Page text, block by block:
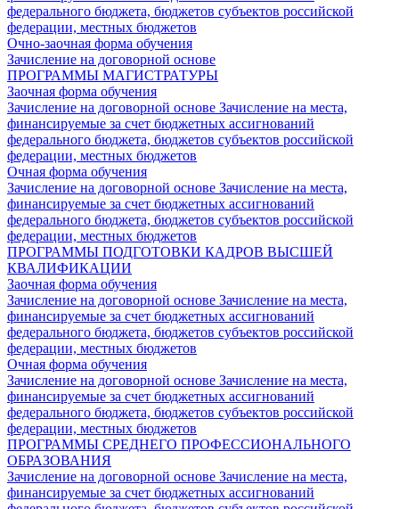
федерального бюджета, бюджетов субъектов российской
федерации, местных бюджетов
Очно-заочная форма обучения
Зачисление на договорной основе
ПРОГРАММЫ МАГИСТРАТУРЫ
Заочная форма обучения
Зачисление на договорной основе Зачисление на места,
финансируемые за счет бюджетных ассигнований
федерального бюджета, бюджетов субъектов российской
федерации, местных бюджетов
Очная форма обучения
Зачисление на договорной основе Зачисление на места,
финансируемые за счет бюджетных ассигнований
федерального бюджета, бюджетов субъектов российской
федерации, местных бюджетов
ПРОГРАММЫ ПОДГОТОВКИ КАДРОВ ВЫСШЕЙ
КВАЛИФИКАЦИИ
Заочная форма обучения
Зачисление на договорной основе Зачисление на места,
финансируемые за счет бюджетных ассигнований
федерального бюджета, бюджетов субъектов российской
федерации, местных бюджетов
Очная форма обучения
Зачисление на договорной основе Зачисление на места,
финансируемые за счет бюджетных ассигнований
федерального бюджета, бюджетов субъектов российской
федерации, местных бюджетов
ПРОГРАММЫ СРЕДНЕГО ПРОФЕССИОНАЛЬНОГО
ОБРАЗОВАНИЯ
Зачисление на договорной основе Зачисление на места,
финансируемые за счет бюджетных ассигнований